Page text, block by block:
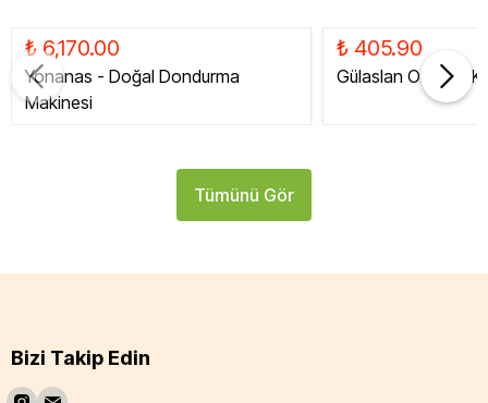
₺ 6,170.00
Yonanas - Doğal Dondurma
Makinesi
₺ 405.90
Gülaslan Organik
Tümünü Gör
Bizi Takip Edin